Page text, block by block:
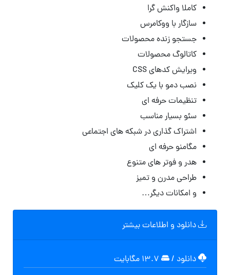
کاملا واکنش گرا
سازگار با ووکامرس
جستجو زنده محصولات
کاتالوگ محصولات
ویرایش کدهای CSS
نصب دمو با یک کلیک
تنظیمات حرفه ای
سئو بسیار مناسب
اشتراک گذاری در شبکه های اجتماعی
مگامنو حرفه ای
هدر و فوتر های متنوع
طراحی مدرن و تمیز
و امکانات دیگر…
دانلود و اطلاعات بیشتر
دانلود /